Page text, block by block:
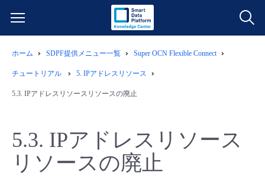
サービス一覧
データ利活用
ネットワーク
よくある質問
クラウド/サーバー
料金シミュレーター
ご利用開始ガイド
ホーム SDPF提供メニュー一覧 Super OCN Flexible Connect
チュートリアル 5. IPアドレスリソース
5.3. IPアドレスリソースリソースの廃止
5.3. IPアドレスリソース
リソースの廃止